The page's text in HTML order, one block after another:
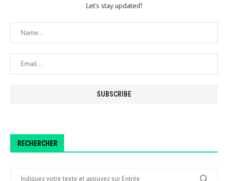
Let's stay updated!
RECHERCHER